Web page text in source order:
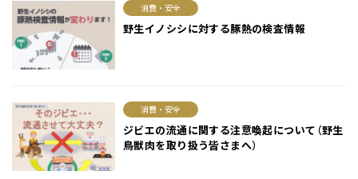
消費・安全
野生イノシシに対する豚熱の検査情報
消費・安全
ジビエの流通に関する注意喚起について（野生
鳥獣肉を取り扱う皆さまへ）